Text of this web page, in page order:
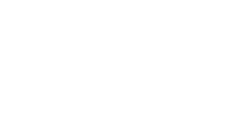
書帶領讀者傾聽內情，令我們放下
、激發自信。他的工作之道，啟示